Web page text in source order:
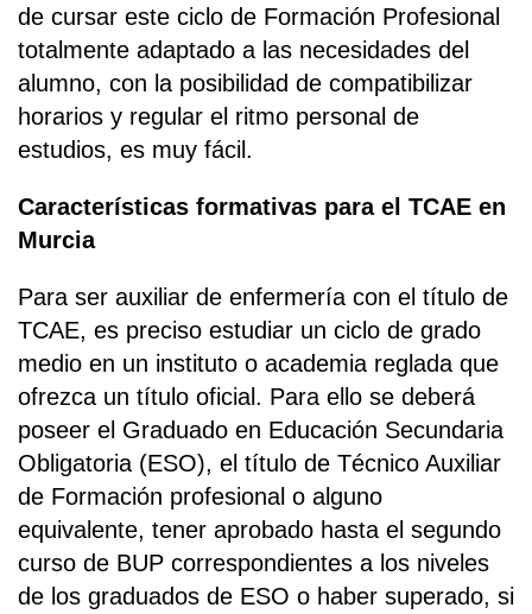
de cursar este ciclo de Formación Profesional
totalmente adaptado a las necesidades del
alumno, con la posibilidad de compatibilizar
horarios y regular el ritmo personal de
estudios, es muy fácil.
Características formativas para el TCAE en
Murcia
Para ser auxiliar de enfermería con el título de
TCAE, es preciso estudiar un ciclo de grado
medio en un instituto o academia reglada que
ofrezca un título oficial. Para ello se deberá
poseer el Graduado en Educación Secundaria
Obligatoria (ESO), el título de Técnico Auxiliar
de Formación profesional o alguno
equivalente, tener aprobado hasta el segundo
curso de BUP correspondientes a los niveles
de los graduados de ESO o haber superado, si